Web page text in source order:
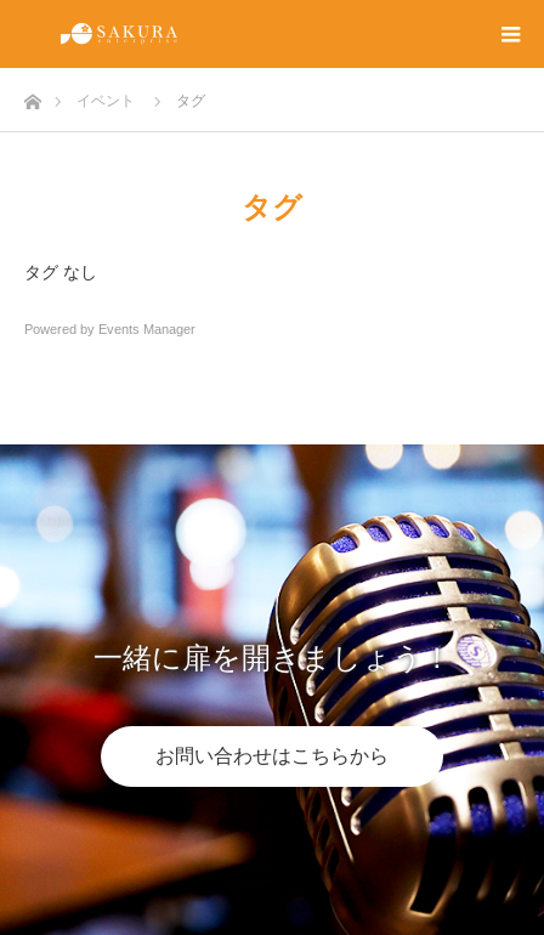
ホームイベント タグ
タグ
タグ なし
Powered by Events Manager
一緒に扉を開きましょう！
お問い合わせはこちらから